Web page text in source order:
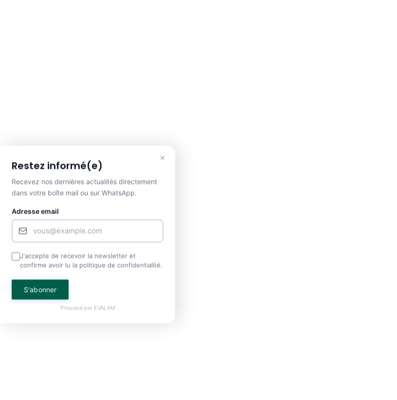
×
Restez informé(e)
Recevez nos dernières actualités directement
dans votre boîte mail ou sur WhatsApp.
Adresse email
J'accepte de recevoir la newsletter et
confirme avoir lu la politique de confidentialité.
S'abonner
Propulsé par EVALAM